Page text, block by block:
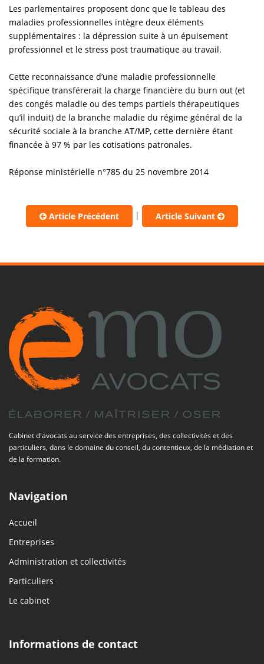
Les parlementaires proposent donc que le tableau des
maladies professionnelles intègre deux éléments
supplémentaires : la dépression suite à un épuisement
professionnel et le stress post traumatique au travail.
Cette reconnaissance d’une maladie professionnelle
spécifique transférerait la charge financière du burn out (et
des congés maladie ou des temps partiels thérapeutiques
qu’il induit) de la branche maladie du régime général de la
sécurité sociale à la branche AT/MP, cette dernière étant
financée à 97 % par les cotisations patronales.
Réponse ministérielle n°785 du 25 novembre 2014
Article Précédent | Article Suivant
Cabinet d'avocats au service des entreprises, des collectivités et des
particuliers, dans le domaine du conseil, du contentieux, de la médiation et
de la formation.
Navigation
Accueil
Entreprises
Administration et collectivités
Particuliers
Le cabinet
Informations de contact